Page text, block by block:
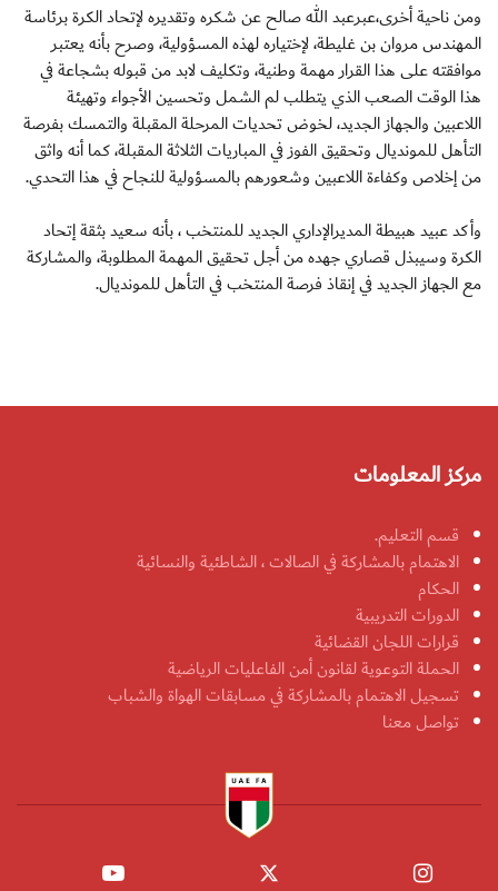
ومن ناحية أخرى،عبرعبد الله صالح عن شكره وتقديره لإتحاد الكرة برئاسة
المهندس مروان بن غليطة، لإختياره لهذه المسؤولية، وصرح بأنه يعتبر
موافقته على هذا القرار مهمة وطنية، وتكليف لابد من قبوله بشجاعة في
هذا الوقت الصعب الذي يتطلب لم الشمل وتحسين الأجواء وتهيئة
اللاعبين والجهاز الجديد، لخوض تحديات المرحلة المقبلة والتمسك بفرصة
التأهل للمونديال وتحقيق الفوز في المباريات الثلاثة المقبلة، كما أنه واثق
من إخلاص وكفاءة اللاعبين وشعورهم بالمسؤولية للنجاح في هذا التحدي.
وأكد عبيد هبيطة المديرالإداري الجديد للمنتخب ، بأنه سعيد بثقة إتحاد
الكرة وسيبذل قصاري جهده من أجل تحقيق المهمة المطلوبة، والمشاركة
مع الجهاز الجديد في إنقاذ فرصة المنتخب في التأهل للمونديال.
مركز المعلومات
قسم التعليم.
الاهتمام بالمشاركة في الصالات ، الشاطئية والنسائية
الحكام
الدورات التدريبية
قرارات اللجان القضائية
الحملة التوعوية لقانون أمن الفاعليات الرياضية
تسجيل الاهتمام بالمشاركة في مسابقات الهواة والشباب
تواصل معنا